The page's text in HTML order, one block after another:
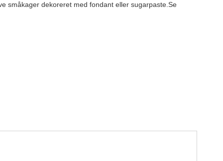
småkager dekoreret med fondant eller sugarpaste.Se